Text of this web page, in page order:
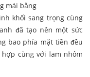
mái bằng
khối sang trọng cùng
đã tạo nên một sức
bao phía mặt tiền đều
cùng với lam nhôm